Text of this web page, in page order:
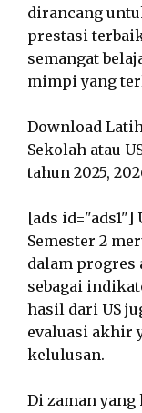
dirancang
prestasi
semangat
mimpi yang
Download
Sekolah atau
tahun 2025,
[ads id="ads1"]
Semester 2
dalam progres
sebagai
hasil dari US
evaluasi akhir
kelulusan.
Di zaman